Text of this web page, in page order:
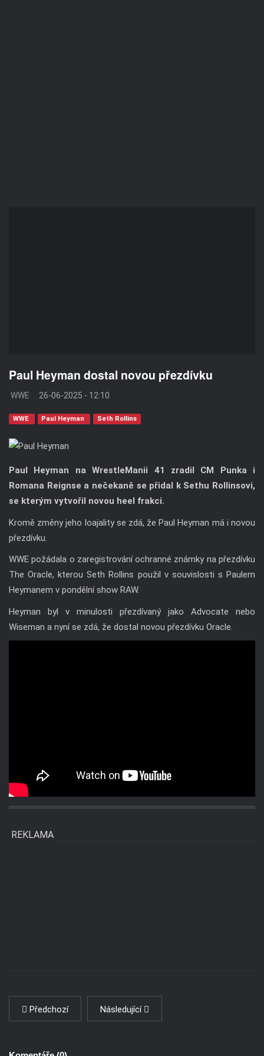
Paul Heyman dostal novou přezdívku
WWE 26-06-2025 - 12:10
WWE Paul Heyman Seth Rollins
Paul Heyman na WrestleManii 41 zradil CM Punka i
Romana Reignse a nečekaně se přidal k Sethu Rollinsovi,
se kterým vytvořil novou heel frakci.
Kromě změny jeho loajality se zdá, že Paul Heyman má i novou
přezdívku.
WWE požádala o zaregistrování ochranné známky na přezdívku
The Oracle, kterou Seth Rollins použil v souvislosti s Paulem
Heymanem v pondělní show RAW.
Heyman byl v minulosti přezdívaný jako Advocate nebo
Wiseman a nyní se zdá, že dostal novou přezdívku Oracle.
REKLAMA
Předchozí Následující